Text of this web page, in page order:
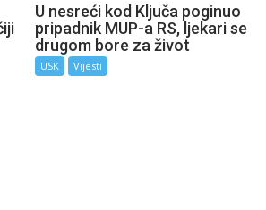
U nesreći kod Ključa poginuo
pripadnik MUP-a RS, ljekari se
drugom bore za život
USK Vijesti